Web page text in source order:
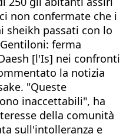
non confermate che i
sheikh passati con lo
ferma
[l'Is] nei confronti
la notizia
"Queste
inaccettabili", ha
della comunità
sull'intolleranza e